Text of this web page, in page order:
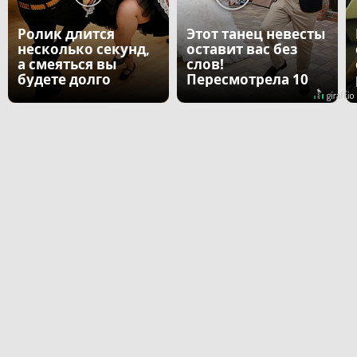
Ролик длится
несколько секунд,
а смеяться вы
будете долго
Этот танец невесты
оставит вас без
слов!
Пересмотрела 10